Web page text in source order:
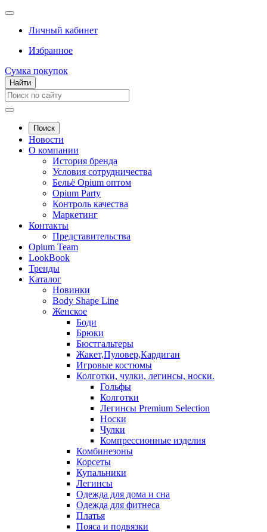
Личный кабинет
Избранное
Сумка покупок
Найти
Поиск
Новости
О компании
История бренда
Условия сотрудничества
Бельё Opium оптом
Opium Party
Контроль качества
Маркетинг
Контакты
Представительства
Opium Team
LookBook
Тренды
Каталог
Новинки
Body Shape Line
Женское
Боди
Брюки
Бюстгальтеры
Жакет,Пуловер,Кардиган
Игровые костюмы
Колготки, чулки, легинсы, носки.
Гольфы
Колготки
Легинсы Premium Selection
Носки
Чулки
Компрессионные изделия
Комбинезоны
Корсеты
Купальники
Легинсы
Одежда для дома и сна
Одежда для фитнеса
Платья
Пояса и подвязки